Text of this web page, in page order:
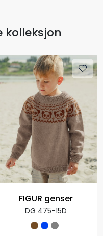
kolleksjon
FIGUR genser
DG 475-15D